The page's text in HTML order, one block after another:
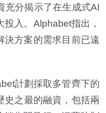
分揭示了在生成式AI
入。Alphabet指出，
決方案的需求目前已遠
計劃採取多管齊下的
史之最的融資，包括兩